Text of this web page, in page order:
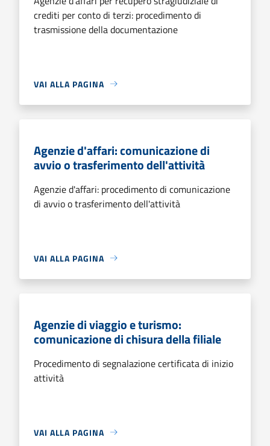
crediti per conto di terzi: procedimento di
trasmissione della documentazione
VAI ALLA PAGINA
Agenzie d'affari: comunicazione di
avvio o trasferimento dell'attività
Agenzie d'affari: procedimento di comunicazione
di avvio o trasferimento dell'attività
VAI ALLA PAGINA
Agenzie di viaggio e turismo:
comunicazione di chisura della filiale
Procedimento di segnalazione certificata di inizio
attività
VAI ALLA PAGINA